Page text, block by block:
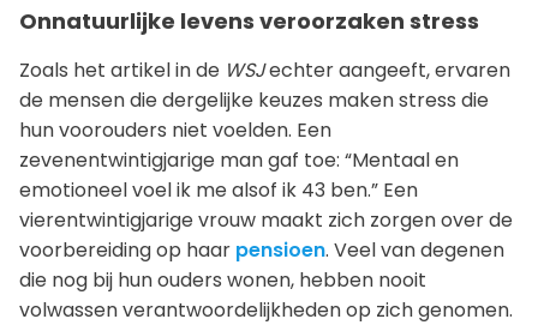
Onnatuurlijke levens veroorzaken stress
Zoals het artikel in de WSJechter aangeeft, ervaren
de mensen die dergelijke keuzes maken stress die
hun voorouders niet voelden. Een
zevenentwintigjarige man gaf toe: “Mentaal en
emotioneel voel ik me alsof ik 43 ben.” Een
vierentwintigjarige vrouw maakt zich zorgen over de
voorbereiding op haar pensioen. Veel van degenen
die nog bij hun ouders wonen, hebben nooit
volwassen verantwoordelijkheden op zich genomen.